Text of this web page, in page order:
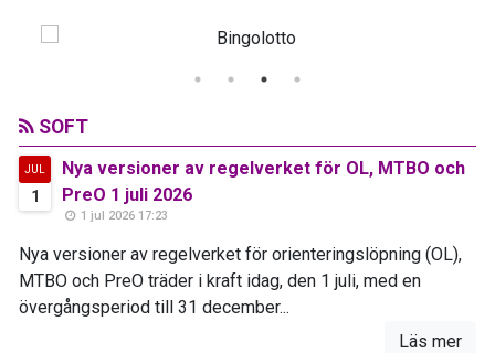
SOFT
JUL
1
Nya versioner av regelverket för OL, MTBO och
PreO 1 juli 2026
1 jul 2026 17:23
Nya versioner av regelverket för orienteringslöpning (OL),
MTBO och PreO träder i kraft idag, den 1 juli, med en
övergångsperiod till 31 december...
Läs mer